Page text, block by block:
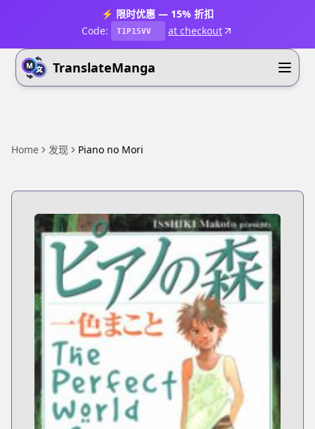
⚡ 限时优惠 — 15% 折扣
Code:
T1P15VV at checkout
TranslateManga
Home 发现 Piano no Mori